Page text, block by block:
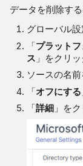
データを削除す
グローバル
「プラット
ス 」をクリッ
ソースの名前
「オフにする
「詳細 」を